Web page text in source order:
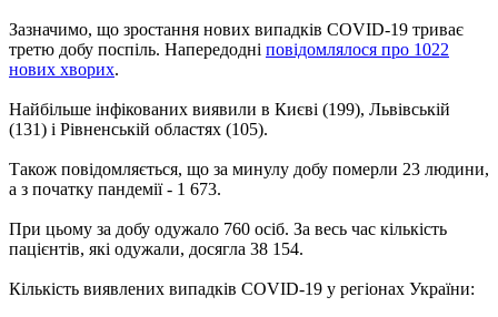
Зазначимо, що зростання нових випадків COVID-19 триває
третю добу поспіль. Напередодні повідомлялося про 1022
нових хворих.
Найбільше інфікованих виявили в Києві (199), Львівській
(131) і Рівненській областях (105).
Також повідомляється, що за минулу добу померли 23 людини,
а з початку пандемії - 1 673.
При цьому за добу одужало 760 осіб. За весь час кількість
пацієнтів, які одужали, досягла 38 154.
Кількість виявлених випадків COVID-19 у регіонах України: